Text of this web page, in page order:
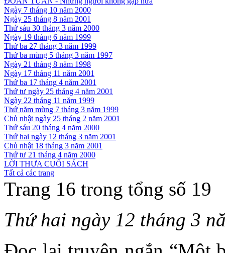
Ngày 7 tháng 10 năm 2000
Ngày 25 tháng 8 năm 2001
Thứ sáu 30 tháng 3 năm 2000
Ngày 19 tháng 6 năm 1999
Thứ ba 27 tháng 3 năm 1999
Thứ ba mùng 5 tháng 3 năm 1997
Ngày 21 tháng 8 năm 1998
Ngày 17 tháng 11 năm 2001
Thứ ba 17 tháng 4 năm 2001
Thứ tư ngày 25 tháng 4 năm 2001
Ngày 22 tháng 11 năm 1999
Thứ năm mùng 7 tháng 3 năm 1999
Chủ nhật ngày 25 tháng 2 năm 2001
Thứ sáu 20 tháng 4 năm 2000
Thứ hai ngày 12 tháng 3 năm 2001
Chủ nhật 18 tháng 3 năm 2001
Thứ tư 21 tháng 4 năm 2000
LỜI THƯA CUỐI SÁCH
Tất cả các trang
Trang 16 trong tổng số 19
Thứ hai ngày 12 tháng 3